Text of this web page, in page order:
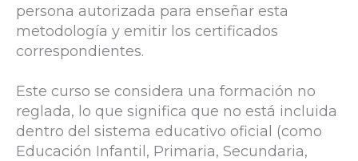
persona autorizada para enseñar esta
metodología y emitir los certificados
correspondientes.
Este curso se considera una formación no
reglada, lo que significa que no está incluida
dentro del sistema educativo oficial (como
Educación Infantil, Primaria, Secundaria,